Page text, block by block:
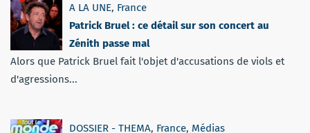
A LA UNE, France
Patrick Bruel : ce détail sur son concert au
Zénith passe mal
Alors que Patrick Bruel fait l'objet d'accusations de viols et
d'agressions...
DOSSIER - THEMA, France, Médias